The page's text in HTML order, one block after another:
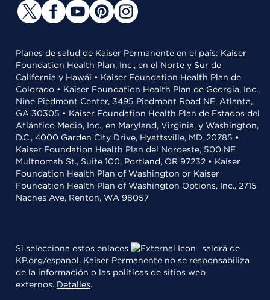
Planes de salud de Kaiser Permanente en el país: Kaiser
Foundation Health Plan, Inc., en el Norte y Sur de
California y Hawái • Kaiser Foundation Health Plan de
Colorado • Kaiser Foundation Health Plan de Georgia, Inc.,
Nine Piedmont Center, 3495 Piedmont Road NE, Atlanta,
GA 30305 • Kaiser Foundation Health Plan de Estados del
Atlántico Medio, Inc., en Maryland, Virginia, y Washington,
D.C., 4000 Garden City Drive, Hyattsville, MD, 20785 •
Kaiser Foundation Health Plan del Noroeste, 500 NE
Multnomah St., Suite 100, Portland, OR 97232 • Kaiser
Foundation Health Plan of Washington or Kaiser
Foundation Health Plan of Washington Options, Inc., 2715
Naches Ave, Renton, WA 98057
Si selecciona estos enlaces
saldrá de
KP.org/espanol. Kaiser Permanente no se responsabiliza
de la información o las políticas de sitios web
externos. Detalles.